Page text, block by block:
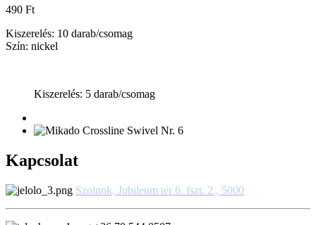
490 Ft
Kiszerelés: 10 darab/csomag
Szín: nickel
Kiszerelés: 5 darab/csomag
Kapcsolat
Szolnok, Jubileum tér 6. fszt. 2., 5000